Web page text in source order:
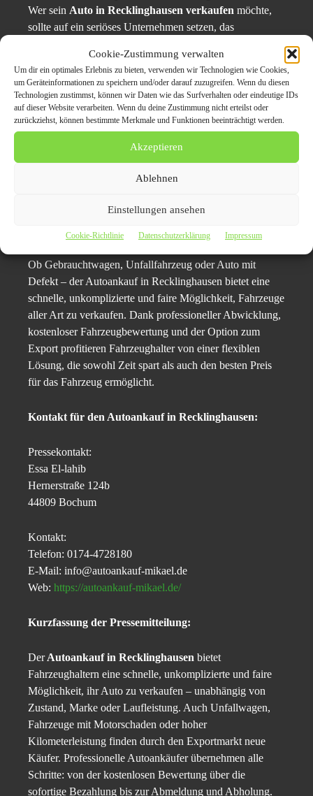
Cookie-Zustimmung verwalten
Um dir ein optimales Erlebnis zu bieten, verwenden wir Technologien wie Cookies,
um Geräteinformationen zu speichern und/oder darauf zuzugreifen. Wenn du diesen
Technologien zustimmst, können wir Daten wie das Surfverhalten oder eindeutige IDs
auf dieser Website verarbeiten. Wenn du deine Zustimmung nicht erteilst oder
zurückziehst, können bestimmte Merkmale und Funktionen beeinträchtigt werden.
Akzeptieren
Ablehnen
Einstellungen ansehen
Cookie-Richtlinie Datenschutzerklärung Impressum
Wer sein Auto in Recklinghausen verkaufen möchte,
sollte auf ein seriöses Unternehmen setzen, das
Kosten verlangt und den gesamten Verkaufsprozess für
den Kunden übernimmt. Besonders wichtig: eine faire
und marktgerechte Preisermittlung sowie eine
rechtskonforme Vertragsabwicklung.
Ein professioneller Autoankauf in Recklinghausen bietet
nicht nur Sicherheit, sondern auch einen echten Zeitvorteil
– oft ist der Verkauf innerhalb von 24 Stunden
Fazit: Auto unkompliziert verkaufen in
Ob Gebrauchtwagen, Unfallfahrzeug oder Auto mit
Defekt – der Autoankauf in Recklinghausen bietet eine
schnelle, unkomplizierte und faire Möglichkeit, Fahrzeuge
aller Art zu verkaufen. Dank professioneller Abwicklung,
kostenloser Fahrzeugbewertung und der Option zum
Export profitieren Fahrzeughalter von einer flexiblen
Lösung, die sowohl Zeit spart als auch den besten Preis
für das Fahrzeug ermöglicht.
Kontakt für den Autoankauf in Recklinghausen:
Pressekontakt:
Essa El-lahib
Hernerstraße 124b
44809 Bochum
Kontakt:
Telefon: 0174-4728180
E-Mail: info@autoankauf-mikael.de
Web: https://autoankauf-mikael.de/
Kurzfassung der Pressemitteilung:
DerAutoankauf in Recklinghausen bietet
Fahrzeughaltern eine schnelle, unkomplizierte und faire
Möglichkeit, ihr Auto zu verkaufen – unabhängig von
Zustand, Marke oder Laufleistung. Auch Unfallwagen,
Fahrzeuge mit Motorschaden oder hoher
Kilometerleistung finden durch den Exportmarkt neue
Käufer. Professionelle Autoankäufer übernehmen alle
Schritte: von der kostenlosen Bewertung über die
sofortige Bezahlung bis zur Abmeldung und Abholung.